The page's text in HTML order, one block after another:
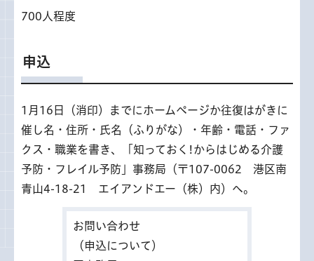
700人程度
申込
1月16日（消印）までにホームページか往復はがきに
催し名・住所・氏名（ふりがな）・年齢・電話・ファ
クス・職業を書き、「知っておく!からはじめる介護
予防・フレイル予防」事務局（〒107-0062 港区南
青山4-18-21 エイアンドエー（株）内）へ。
お問い合わせ
（申込について）